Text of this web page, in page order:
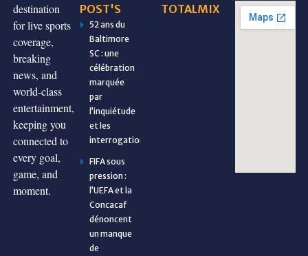
destination
for live sports
coverage,
breaking
news, and
world-class
entertainment,
keeping you
connected to
every goal,
game, and
moment.
POST'S
52 ans du
Baltimore
SC : une
célébration
marquée
par
l’inquiétude
et les
interrogations
FIFA sous
pression :
l’UEFA et la
Concacaf
dénoncent
un manque
de
TOTALMIX